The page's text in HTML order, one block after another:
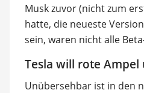
Musk zuvor (nicht zum
hatte, die neueste
sein, waren nicht alle
Tesla will rote
Unübersehbar ist in den